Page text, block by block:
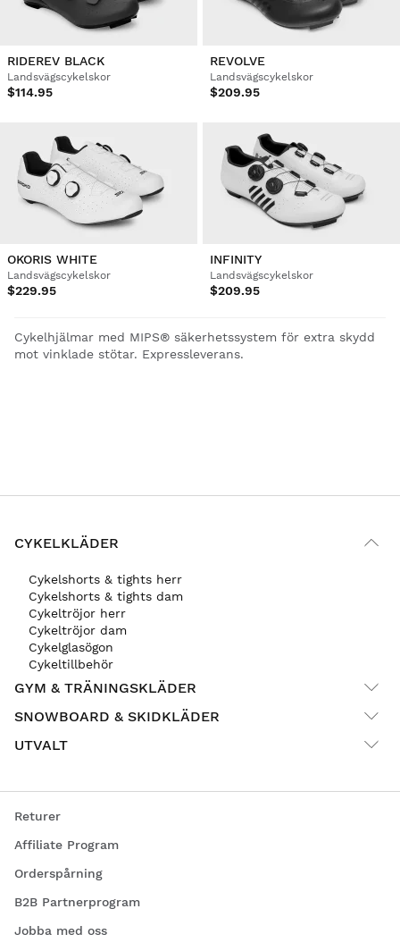
RIDEREV BLACK
Landsvägscykelskor
$114.95
REVOLVE
Landsvägscykelskor
$209.95
OKORIS WHITE
Landsvägscykelskor
$229.95
INFINITY
Landsvägscykelskor
$209.95
Cykelhjälmar med MIPS® säkerhetssystem för extra skydd
mot vinklade stötar. Expressleverans.
CYKELKLÄDER
Cykelshorts & tights herr
Cykelshorts & tights dam
Cykeltröjor herr
Cykeltröjor dam
Cykelglasögon
Cykeltillbehör
GYM & TRÄNINGSKLÄDER
SNOWBOARD & SKIDKLÄDER
UTVALT
Returer
Affiliate Program
Orderspårning
B2B Partnerprogram
Jobba med oss